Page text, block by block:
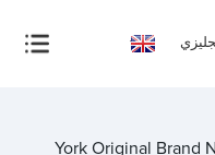
York Original Brand